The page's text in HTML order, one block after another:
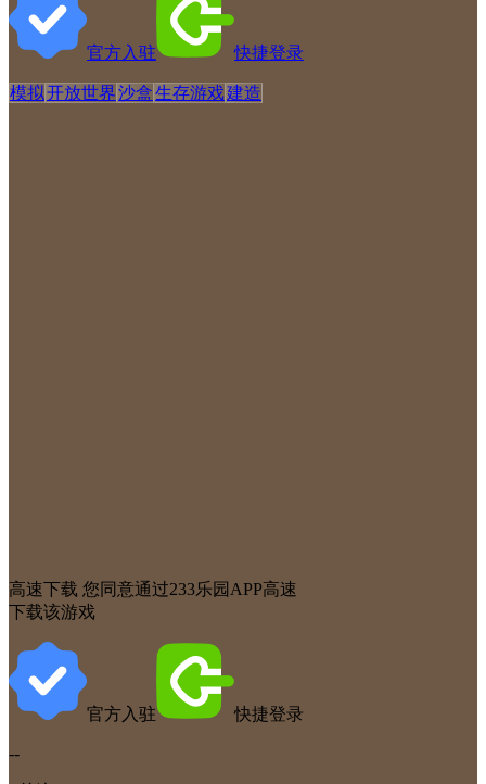
官方入驻 快捷登录
模拟开放世界沙盒生存游戏建造
高速下载 您同意通过233乐园APP高速
下载该游戏
官方入驻 快捷登录
--